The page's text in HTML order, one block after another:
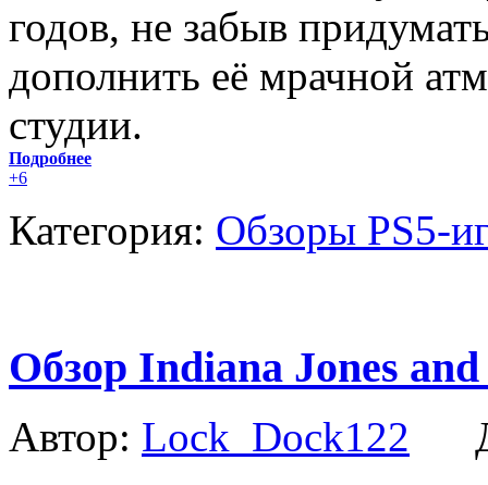
годов, не забыв
дополнить её мрачной
студии.
Подробнее
+6
Категория: Обзоры PS5-
Обзор Indiana Jones
Автор: Lock_Dock122